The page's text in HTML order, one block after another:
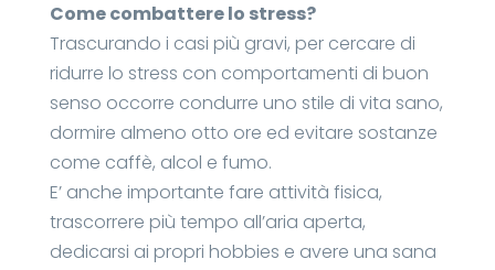
Come combattere lo stress?
Trascurando i casi più gravi, per cercare di
ridurre lo stress con comportamenti di buon
senso occorre condurre uno stile di vita sano,
dormire almeno otto ore ed evitare sostanze
come caffè, alcol e fumo.
E’ anche importante fare attività fisica,
trascorrere più tempo all’aria aperta,
dedicarsi ai propri hobbies e avere una sana